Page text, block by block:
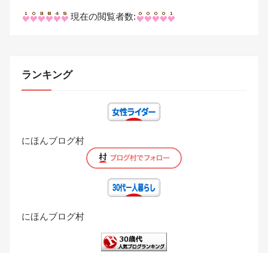
現在の閲覧者数:
ランキング
にほんブログ村
にほんブログ村